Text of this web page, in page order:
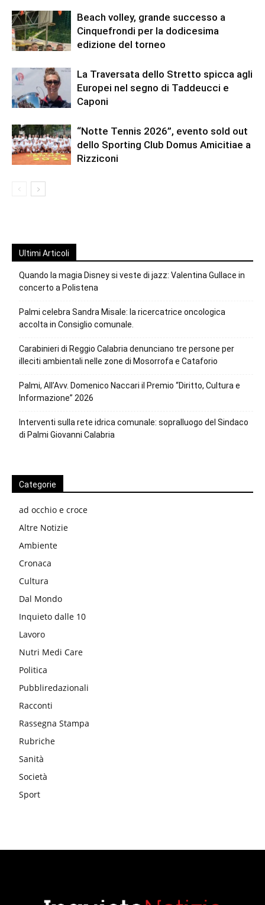
Beach volley, grande successo a
Cinquefrondi per la dodicesima
edizione del torneo
La Traversata dello Stretto spicca agli
Europei nel segno di Taddeucci e
Caponi
“Notte Tennis 2026”, evento sold out
dello Sporting Club Domus Amicitiae a
Rizziconi
Ultimi Articoli
Quando la magia Disney si veste di jazz: Valentina Gullace in
concerto a Polistena
Palmi celebra Sandra Misale: la ricercatrice oncologica
accolta in Consiglio comunale.
Carabinieri di Reggio Calabria denunciano tre persone per
illeciti ambientali nelle zone di Mosorrofa e Cataforio
Palmi, All’Avv. Domenico Naccari il Premio “Diritto, Cultura e
Informazione” 2026
Interventi sulla rete idrica comunale: sopralluogo del Sindaco
di Palmi Giovanni Calabria
Categorie
ad occhio e croce
Altre Notizie
Ambiente
Cronaca
Cultura
Dal Mondo
Inquieto dalle 10
Lavoro
Nutri Medi Care
Politica
Pubbliredazionali
Racconti
Rassegna Stampa
Rubriche
Sanità
Società
Sport